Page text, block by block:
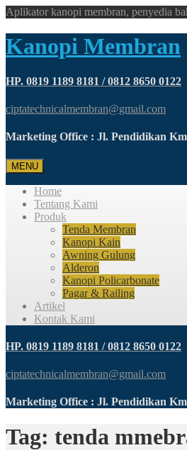
Aplikator kanopi membran, penyedia
Kanopi Membran
HP. 0819 1189 8181 / 0812 8650 0122
ciptatechnicalmembran@gmail.com
Marketing Office : Jl. Pendidikan
MENU
Home
Tentang Kami
Produk
Tenda Membran
Kanopi Kain
Awning Gulung
Alderon
Kanopi Policarbonate
Pagar & Railing
Artikel
Kontak Kami
HP. 0819 1189 8181 / 0812 8650 0122
ciptatechnicalmembran@gmail.com
Marketing Office : Jl. Pendidikan
Tag: tenda